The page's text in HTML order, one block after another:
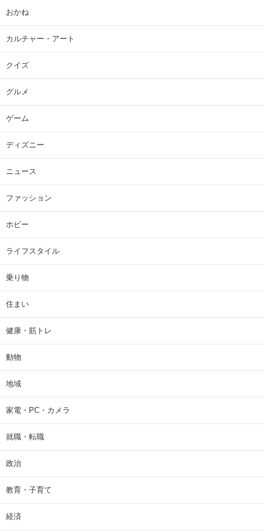
おかね
カルチャー・アート
クイズ
グルメ
ゲーム
ディズニー
ニュース
ファッション
ホビー
ライフスタイル
乗り物
住まい
健康・筋トレ
動物
地域
家電・PC・カメラ
就職・転職
政治
教育・子育て
経済